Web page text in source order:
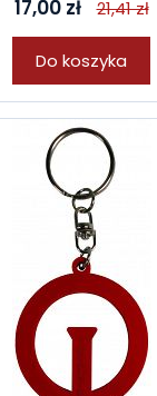
17,00 zł 21,41 zł
Do koszyka